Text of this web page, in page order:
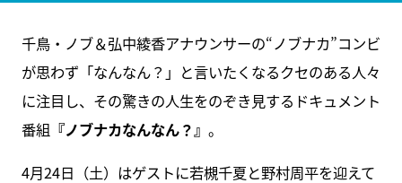
千鳥・ノブ＆弘中綾香アナウンサーの“ノブナカ”コンビ
が思わず「なんなん？」と言いたくなるクセのある人々
に注目し、その驚きの人生をのぞき見するドキュメント
番組 『ノブナカなんなん？』 。
4月24日（土）はゲストに若槻千夏と野村周平を迎えて